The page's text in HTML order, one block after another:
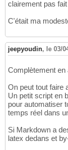
clairement pas
C'était ma
jeepyoudin, le 03/
Complètement
On peut tout faire
Un petit script en
pour automatiser
temps réel dans
Si Markdown a
latex dedans et